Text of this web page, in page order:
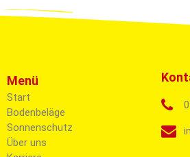
Menü
Start
Bodenbeläge
Sonnenschutz
Über uns